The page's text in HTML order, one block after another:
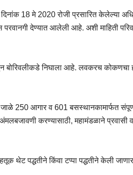
18 मे 2020 रोजी प्रसारित केलेल्या
परवानगी देण्यात आलेली आहे. अशी माहिती
बोरिवलीकडे निघाला आहे. लवकरच कोकणचा
250 आगार व 601 बसस्थानकामार्फत संपूर्ण
करण्यासाठी, महामंडळाने प्रवासी
थेट पद्धतीने किंवा टप्पा पद्धतीने केली